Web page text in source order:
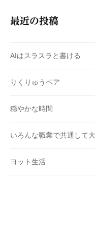
最近の投稿
AIはスラスラと書ける
りくりゅうペア
穏やかな時間
いろんな職業で共通して
ヨット生活